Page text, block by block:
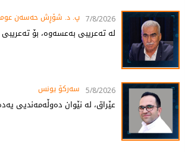
7/8/2026 پ. د. شۆڕش حەسەن
لە تەعریبی بەعسەوە، بۆ
5/8/2026 سەرکۆ یونس
عێراق، لە نێوان دەوڵەمەندیی